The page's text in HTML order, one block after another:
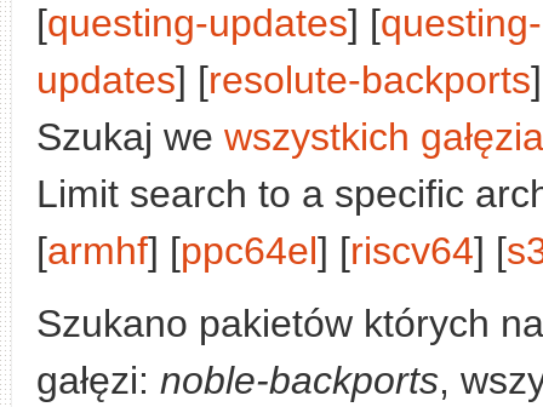
[questing-updates] [
updates] [resolute-backports
Szukaj we wszystkich
Limit search to a specific
[armhf] [ppc64el] [riscv64] [
Szukano pakietów których
gałęzi: noble-backports,